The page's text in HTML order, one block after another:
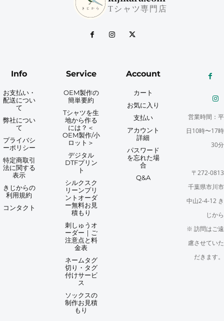
Tシャツ専門店
Info
お支払い・
配送につい
て
弊社につい
て
プライバシ
ーポリシー
特定商取引
法に関する
表示
きじからの
利用規約
コンタクト
Service
OEM製作の
簡単要約
Tシャツを生
地から作る
には？＜
OEM製作/小
ロット＞
デジタル
DTFプリン
ト
シルクスク
リーンプリ
ントオーダ
ー無料お見
積もり
刺しゅうオ
ーダー｜ご
注意点と料
金表
ネームタグ
切り・タグ
付けサービ
ス
ソックスの
制作お見積
もり
Account
カート
お気に入り
支払い
アカウント
詳細
パスワード
を忘れた場
合
Q&A
営業時間：平
日10時〜17時
30分
〒272-0813
千葉県市川市
中山2-4-12 き
じから
※ 訪問はご遠
慮させていた
だきます。